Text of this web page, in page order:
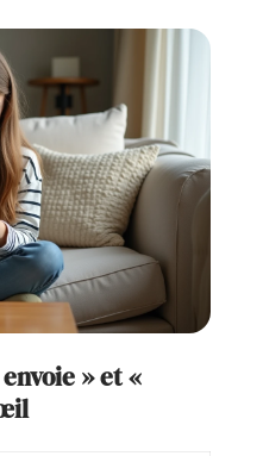
» et «